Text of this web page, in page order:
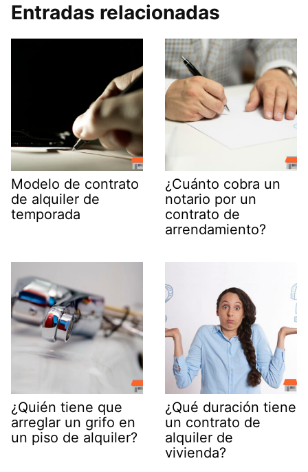
Entradas relacionadas
Modelo de contrato
de alquiler de
temporada
¿Cuánto cobra un
notario por un
contrato de
arrendamiento?
¿Quién tiene que
arreglar un grifo en
un piso de alquiler?
¿Qué duración tiene
un contrato de
alquiler de
vivienda?